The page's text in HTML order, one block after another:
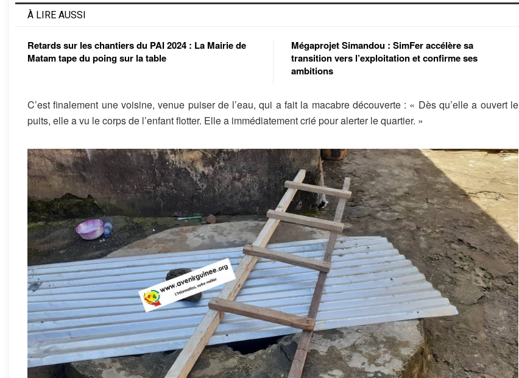
À LIRE AUSSI
Retards sur les chantiers du PAI 2024 : La Mairie de
Matam tape du poing sur la table
Mégaprojet Simandou : SimFer accélère sa
transition vers l’exploitation et confirme ses
ambitions
C’est finalement une voisine, venue puiser de l’eau, qui a fait la macabre découverte : « Dès qu’elle a ouvert le
puits, elle a vu le corps de l’enfant flotter. Elle a immédiatement crié pour alerter le quartier. »